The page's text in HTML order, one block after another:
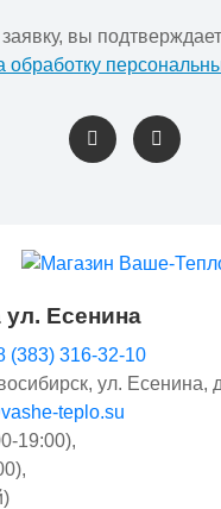
вы
обработку
ул. Есенина
(383) 316-32-10
ул. Есенина,
teplo.su
19:00),